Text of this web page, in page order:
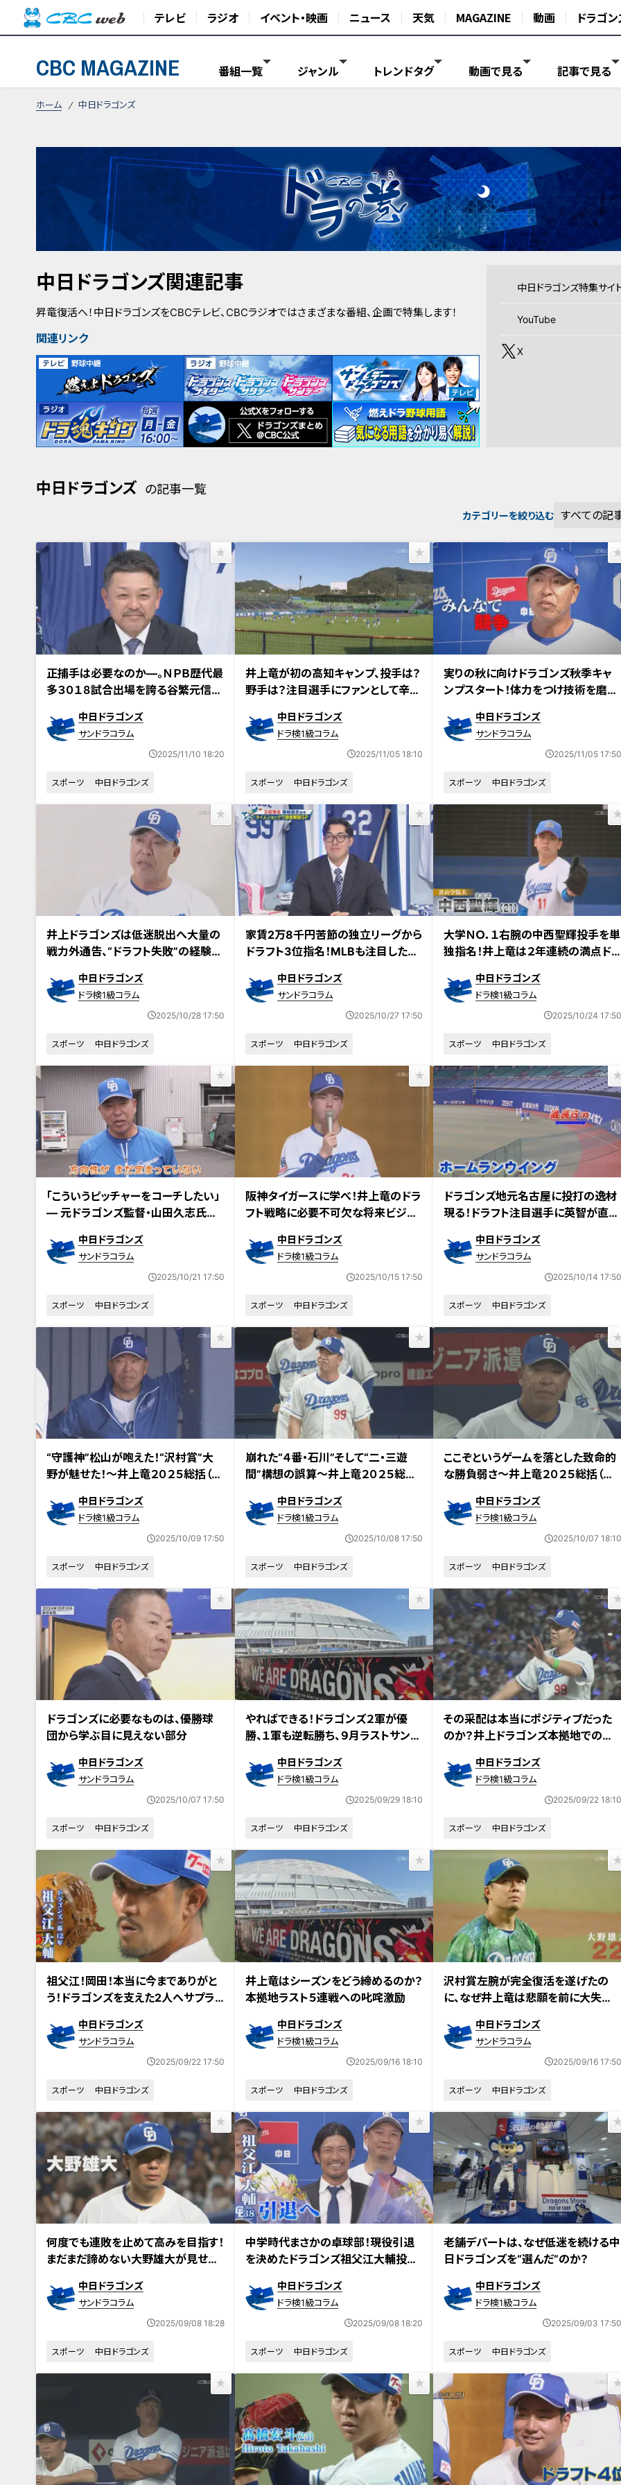
テレビ ラジオ イベント・映画 ニュース 天気 MAGAZINE 動画 ドラゴン
CBC MAGAZINE 番組一覧 ジャンル トレンドタグ 動画で見る 記事で見る
ホーム 中日ドラゴンズ
中日ドラゴンズ関連記事
昇竜復活へ！中日ドラゴンズをCBCテレビ、CBCラジオではさまざまな番組、企画で特集します！
関連リンク
中日ドラゴンズ特集サイ
YouTube
X
中日ドラゴンズ の記事一覧
カテゴリーを絞り込む
正捕手は必要なのか―。ＮＰＢ歴代最
多３０１８試合出場を誇る谷繁元信氏
の正捕手候補・石伊雄太を斬る
中日ドラゴンズ
サンドラコラム
2025/11/10 18:20
スポーツ 中日ドラゴンズ
井上竜が初の高知キャンプ、投手は？
野手は？注目選手にファンとして辛口
中日ドラゴンズ
ドラ検1級コラム
2025/11/05 18:10
スポーツ 中日ドラゴンズ
実りの秋に向けドラゴンズ秋季キャ
ンプスタート！体力をつけ技術を磨
中日ドラゴンズ
サンドラコラム
2025/11/05 17:50
スポーツ 中日ドラゴンズ
井上ドラゴンズは低迷脱出へ大量の
戦力外通告、“ドラフト失敗”の経験を
中日ドラゴンズ
ドラ検1級コラム
2025/10/28 17:50
スポーツ 中日ドラゴンズ
家賃2万8千円苦節の独立リーグから
ドラフト3位指名！MLBも注目した最
る！
中日ドラゴンズ
サンドラコラム
2025/10/27 17:50
スポーツ 中日ドラゴンズ
大学ＮＯ．１右腕の中西聖輝投手を単
独指名！井上竜は２年連続の満点ド
中日ドラゴンズ
ドラ検1級コラム
2025/10/24 17:50
スポーツ 中日ドラゴンズ
「こういうピッチャーをコーチしたい」
― 元ドラゴンズ監督・山田久志氏の
健大高崎高・石垣元気投手 はたして
井上竜がドラ１で指名するのは！？
中日ドラゴンズ
サンドラコラム
2025/10/21 17:50
スポーツ 中日ドラゴンズ
阪神タイガースに学べ！井上竜のドラ
フト戦略に必要不可欠な将来ビジョ
中日ドラゴンズ
ドラ検1級コラム
2025/10/15 17:50
スポーツ 中日ドラゴンズ
ドラゴンズ地元名古屋に投打の逸材
現る！ドラフト注目選手に英智が直
中日ドラゴンズ
サンドラコラム
2025/10/14 17:50
スポーツ 中日ドラゴンズ
“守護神”松山が咆えた！“沢村賞”大
野が魅せた！～井上竜２０２５総括（投
中日ドラゴンズ
ドラ検1級コラム
2025/10/09 17:50
スポーツ 中日ドラゴンズ
崩れた“４番・石川”そして“二・三遊
間”構想の誤算～井上竜２０２５総括
中日ドラゴンズ
ドラ検1級コラム
2025/10/08 17:50
スポーツ 中日ドラゴンズ
ここぞというゲームを落とした致命的
な勝負弱さ～井上竜２０２５総括（采
中日ドラゴンズ
ドラ検1級コラム
2025/10/07 18:10
スポーツ 中日ドラゴンズ
ドラゴンズに必要なものは、優勝球
団から学ぶ目に見えない部分
中日ドラゴンズ
サンドラコラム
2025/10/07 17:50
スポーツ 中日ドラゴンズ
やればできる！ドラゴンズ２軍が優
勝、１軍も逆転勝ち、９月ラストサンデ
中日ドラゴンズ
ドラ検1級コラム
2025/09/29 18:10
スポーツ 中日ドラゴンズ
その采配は本当にポジティブだった
のか？井上ドラゴンズ本拠地での戦
中日ドラゴンズ
ドラ検1級コラム
2025/09/22 18:10
スポーツ 中日ドラゴンズ
祖父江！岡田！本当に今までありがと
う！ドラゴンズを支えた2人へサプラ
中日ドラゴンズ
サンドラコラム
2025/09/22 17:50
スポーツ 中日ドラゴンズ
井上竜はシーズンをどう締めるのか？
本拠地ラスト５連戦への叱咤激励
中日ドラゴンズ
ドラ検1級コラム
2025/09/16 18:10
スポーツ 中日ドラゴンズ
沢村賞左腕が完全復活を遂げたの
に、なぜ井上竜は悲願を前に大失速
瀬仁紀氏が史上最強タイガースとの
比較から徹底解説
中日ドラゴンズ
サンドラコラム
2025/09/16 17:50
スポーツ 中日ドラゴンズ
何度でも連敗を止めて高みを目指す！
まだまだ諦めない大野雄大が見せて
中日ドラゴンズ
サンドラコラム
2025/09/08 18:28
スポーツ 中日ドラゴンズ
中学時代まさかの卓球部！現役引退
を決めたドラゴンズ祖父江大輔投手
中日ドラゴンズ
ドラ検1級コラム
2025/09/08 18:20
スポーツ 中日ドラゴンズ
老舗デパートは、なぜ低迷を続ける中
日ドラゴンズを“選んだ”のか？
中日ドラゴンズ
ドラ検1級コラム
2025/09/03 17:50
スポーツ 中日ドラゴンズ